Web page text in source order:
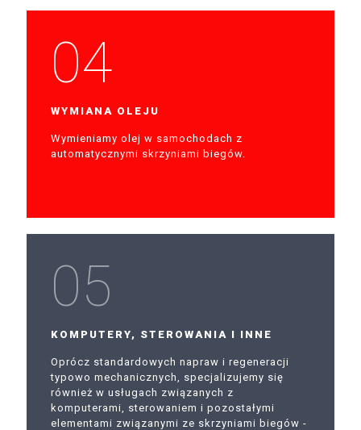
04
WYMIANA OLEJU
Wymieniamy olej w samochodach z
automatycznymi skrzyniami biegów.
05
KOMPUTERY, STEROWANIA I INNE
Oprócz standardowych napraw i regeneracji
typowo mechanicznych, specjalizujemy się
również w usługach związanych z
komputerami, sterowaniem i pozostałymi
elementami związanymi ze skrzyniami biegów -